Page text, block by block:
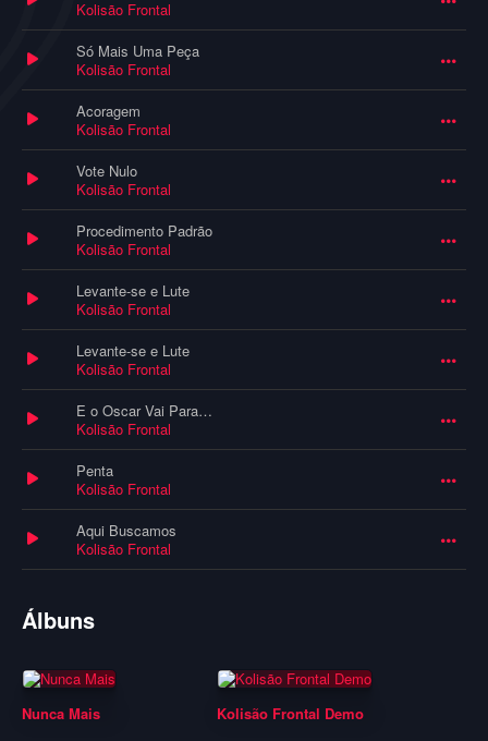
Kolisão Frontal
Só Mais Uma Peça
Kolisão Frontal
Acoragem
Kolisão Frontal
Vote Nulo
Kolisão Frontal
Procedimento Padrão
Kolisão Frontal
Levante-se e Lute
Kolisão Frontal
Levante-se e Lute
Kolisão Frontal
E o Oscar Vai Para…
Kolisão Frontal
Penta
Kolisão Frontal
Aqui Buscamos
Kolisão Frontal
Álbuns
Nunca Mais Kolisão Frontal Demo